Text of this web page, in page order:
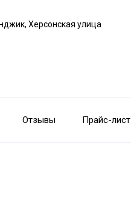
Херсонская улица
Отзывы Прайс-лист